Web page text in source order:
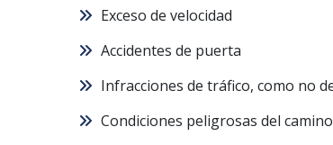
Exceso de velocidad
Accidentes de puerta
Infracciones de tráfico, como no
Condiciones peligrosas del camino